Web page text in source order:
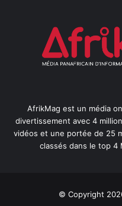
AfrikMag est un média
divertissement avec 4
vidéos et une portée de 25
classés dans le top 4
© Copyright